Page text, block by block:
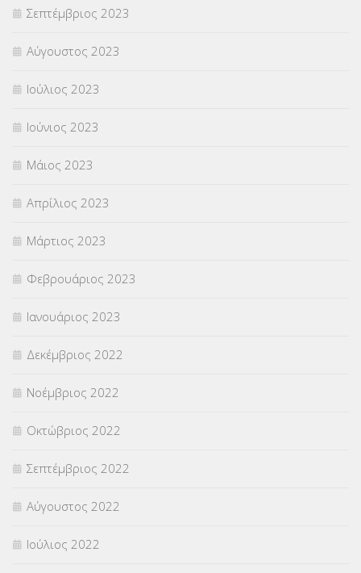
Σεπτέμβριος 2023
Αύγουστος 2023
Ιούλιος 2023
Ιούνιος 2023
Μάιος 2023
Απρίλιος 2023
Μάρτιος 2023
Φεβρουάριος 2023
Ιανουάριος 2023
Δεκέμβριος 2022
Νοέμβριος 2022
Οκτώβριος 2022
Σεπτέμβριος 2022
Αύγουστος 2022
Ιούλιος 2022